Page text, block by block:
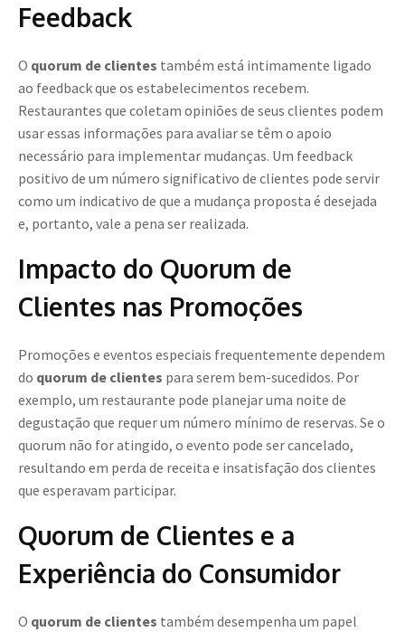
Feedback
O quorum de clientes também está intimamente ligado
ao feedback que os estabelecimentos recebem.
Restaurantes que coletam opiniões de seus clientes podem
usar essas informações para avaliar se têm o apoio
necessário para implementar mudanças. Um feedback
positivo de um número significativo de clientes pode servir
como um indicativo de que a mudança proposta é desejada
e, portanto, vale a pena ser realizada.
Impacto do Quorum de
Clientes nas Promoções
Promoções e eventos especiais frequentemente dependem
do quorum de clientes para serem bem-sucedidos. Por
exemplo, um restaurante pode planejar uma noite de
degustação que requer um número mínimo de reservas. Se o
quorum não for atingido, o evento pode ser cancelado,
resultando em perda de receita e insatisfação dos clientes
que esperavam participar.
Quorum de Clientes e a
Experiência do Consumidor
O quorum de clientes também desempenha um papel